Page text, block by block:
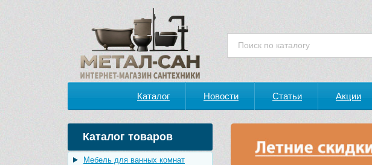
Каталог Новости Статьи Акции
Каталог товаров
Мебель для ванных комнат